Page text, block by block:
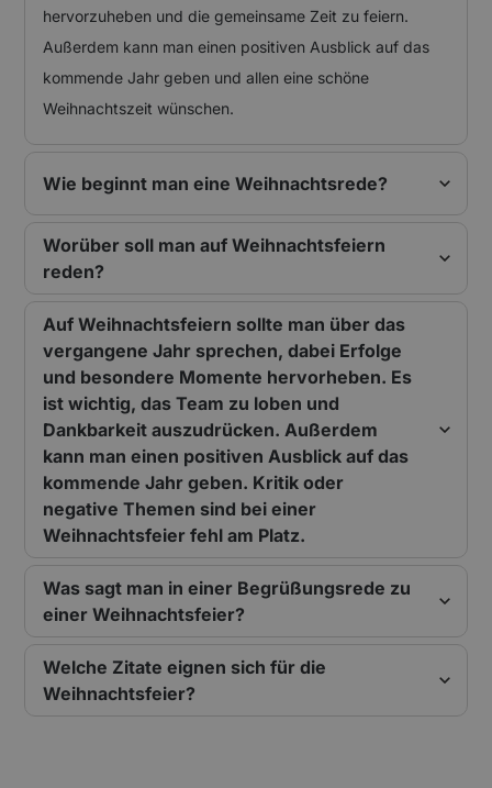
hervorzuheben und die gemeinsame Zeit zu feiern.
Außerdem kann man einen positiven Ausblick auf das
kommende Jahr geben und allen eine schöne
Weihnachtszeit wünschen.
Wie beginnt man eine Weihnachtsrede?
Worüber soll man auf Weihnachtsfeiern
reden?
Auf Weihnachtsfeiern sollte man über das
vergangene Jahr sprechen, dabei Erfolge
und besondere Momente hervorheben. Es
ist wichtig, das Team zu loben und
Dankbarkeit auszudrücken. Außerdem
kann man einen positiven Ausblick auf das
kommende Jahr geben. Kritik oder
negative Themen sind bei einer
Weihnachtsfeier fehl am Platz.
Was sagt man in einer Begrüßungsrede zu
einer Weihnachtsfeier?
Welche Zitate eignen sich für die
Weihnachtsfeier?